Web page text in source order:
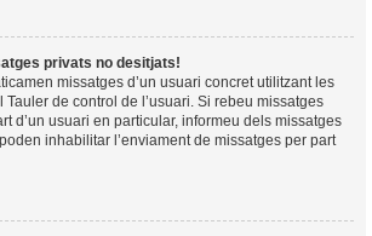
privats no desitjats!
missatges d’un usuari concret utilitzant les
de control de l’usuari. Si rebeu missatges
d’un usuari en particular, informeu dels missatges
inhabilitar l’enviament de missatges per part